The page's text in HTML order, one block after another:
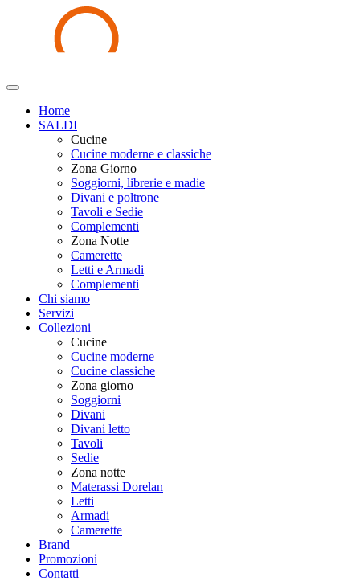
Home
SALDI
Cucine
Cucine moderne e classiche
Zona Giorno
Soggiorni, librerie e madie
Divani e poltrone
Tavoli e Sedie
Complementi
Zona Notte
Camerette
Letti e Armadi
Complementi
Chi siamo
Servizi
Collezioni
Cucine
Cucine moderne
Cucine classiche
Zona giorno
Soggiorni
Divani
Divani letto
Tavoli
Sedie
Zona notte
Materassi Dorelan
Letti
Armadi
Camerette
Brand
Promozioni
Contatti